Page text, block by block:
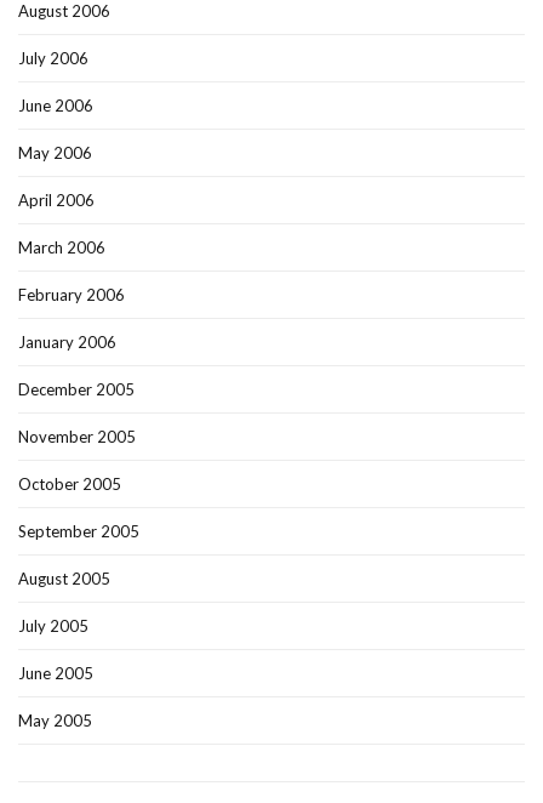
August 2006
July 2006
June 2006
May 2006
April 2006
March 2006
February 2006
January 2006
December 2005
November 2005
October 2005
September 2005
August 2005
July 2005
June 2005
May 2005